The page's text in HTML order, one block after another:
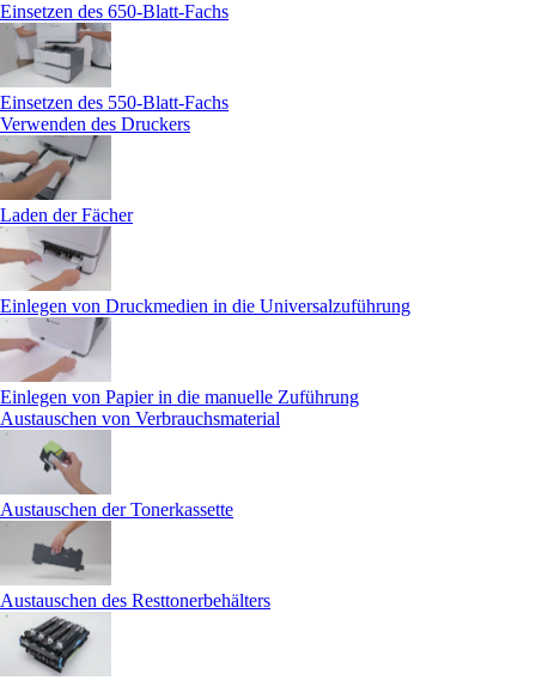
Einsetzen des 650-Blatt-Fachs
Einsetzen des 550-Blatt-Fachs
Verwenden des Druckers
Laden der Fächer
Einlegen von Druckmedien in die Universalzuführung
Einlegen von Papier in die manuelle Zuführung
Austauschen von Verbrauchsmaterial
Austauschen der Tonerkassette
Austauschen des Resttonerbehälters